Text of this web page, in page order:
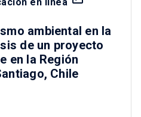
ambiental en la
de un proyecto
en la Región
Chile